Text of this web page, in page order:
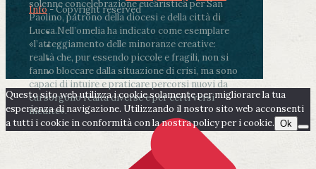
solenne concelebrazione eucaristica per San
Paolino, patrono della diocesi e della città di
Lucca.Nell’omelia ha indicato come esemplare
«l’atteggiamento delle minoranze creative:
realtà che, pur essendo piccole e fragili, non si
fanno bloccare dalla situazione di crisi, ma sono
capaci di intuire e praticare percorsi nuovi da
cui sorgono realtà diverse e per certi versi
inedite».
Info- Copyright reserved
Questo sito web utilizza i cookie solamente per migliorare la tua
esperienza di navigazione. Utilizzando il nostro sito web acconsenti
a tutti i cookie in conformità con la nostra policy per i cookie. Ok